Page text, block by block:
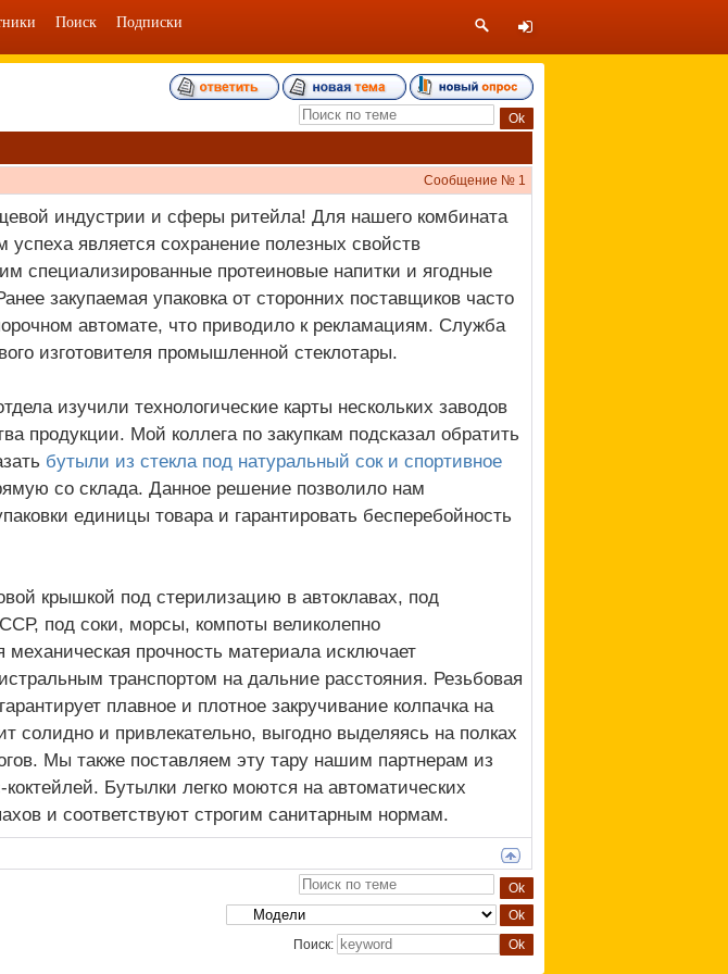
Поиск Подписки
Сообщение № 1
индустрии и сферы ритейла! Для нашего комбината
является сохранение полезных свойств
специализированные протеиновые напитки и ягодные
закупаемая упаковка от сторонних поставщиков часто
автомате, что приводило к рекламациям. Служба
изготовителя промышленной стеклотары.
изучили технологические карты нескольких заводов
продукции. Мой коллега по закупкам подсказал обратить
бутыли из стекла под натуральный сок и спортивное
со склада. Данное решение позволило нам
единицы товара и гарантировать бесперебойность
крышкой под стерилизацию в автоклавах, под
под соки, морсы, компоты великолепно
прочность материала исключает
транспортом на дальние расстояния. Резьбовая
плавное и плотное закручивание колпачка на
солидно и привлекательно, выгодно выделяясь на полках
Мы также поставляем эту тару нашим партнерам из
Бутылки легко моются на автоматических
и соответствуют строгим санитарным нормам.
Поиск: